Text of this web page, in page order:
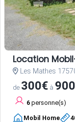
Location
Les Mathes
de 300€ à
6 personne(s)
Mobil Home